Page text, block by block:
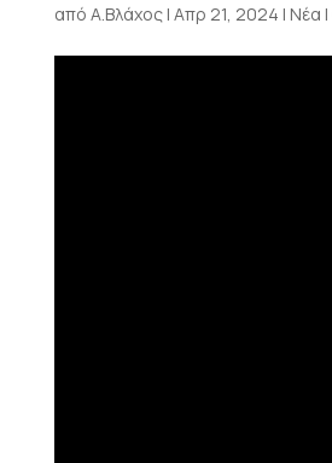
από Α.Βλάχος| Απρ 21, 2024 | Νέα |